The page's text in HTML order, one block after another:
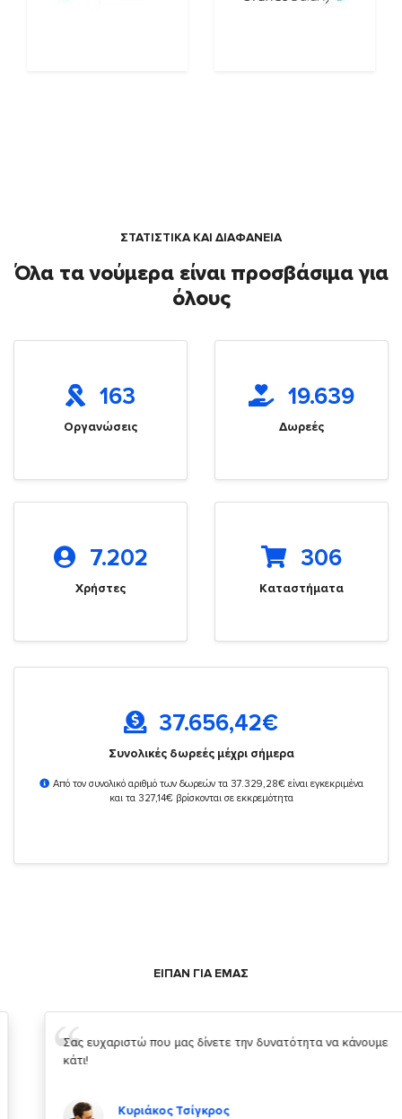
ΣΤΑΤΙΣΤΙΚΑ ΚΑΙ ΔΙΑΦΑΝΕΙΑ
Όλα τα νούμερα είναι προσβάσιμα για
όλους
163
Οργανώσεις
19.639
Δωρεές
7.202
Χρήστες
306
Καταστήματα
37.656,42€
Συνολικές δωρεές μέχρι σήμερα
Από τον συνολικό αριθμό των δωρεών τα 37.329,28€ είναι εγκεκριμένα
και τα 327,14€ βρίσκονται σε εκκρεμότητα
ΕΙΠΑΝ ΓΙΑ ΕΜΑΣ
Σας ευχαριστώ που μας δίνετε την δυνατότητα να κάνουμε
Κυριάκος Τσίγκρος